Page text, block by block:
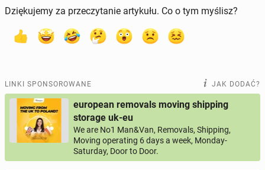
Dziękujemy za przeczytanie artykułu. Co o tym myślisz?
LINKI SPONSOROWANE JAK DODAĆ?
european removals moving shipping
storage uk-eu
We are No1 Man&Van, Removals, Shipping,
Moving operating 6 days a week, Monday-
Saturday, Door to Door.